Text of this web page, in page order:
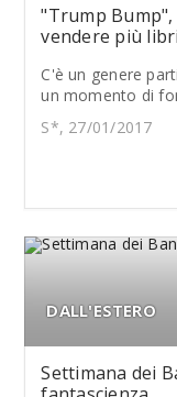
"Trump
vendere più
C'è un genere
un momento di
S*, 27/01/2017
DALL'ESTERO
Settimana dei